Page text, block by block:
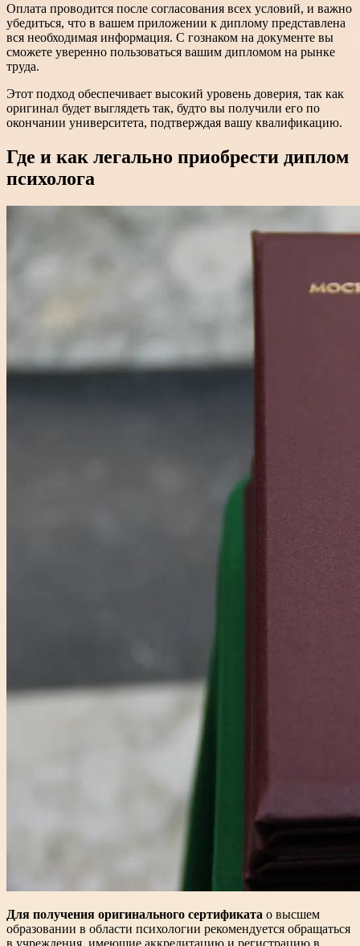
Оплата проводится после согласования всех условий, и важно
убедиться, что в вашем приложении к диплому представлена
вся необходимая информация. С гознаком на документе вы
сможете уверенно пользоваться вашим дипломом на рынке
труда.
Этот подход обеспечивает высокий уровень доверия, так как
оригинал будет выглядеть так, будто вы получили его по
окончании университета, подтверждая вашу квалификацию.
Где и как легально приобрести диплом
психолога
Для получения оригинального сертификата о высшем
образовании в области психологии рекомендуется обращаться
в учреждения, имеющие аккредитацию и регистрацию в